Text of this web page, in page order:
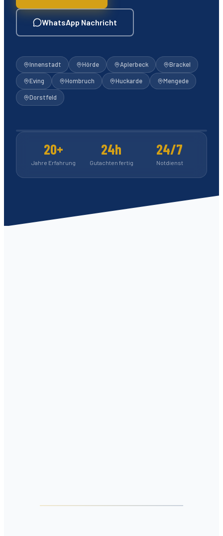
WhatsApp Nachricht
Innenstadt Hörde Aplerbeck Brackel
Eving Hombruch Huckarde Mengede
Dorstfeld
20+
Jahre Erfahrung
24h
Gutachten fertig
24/7
Notdienst